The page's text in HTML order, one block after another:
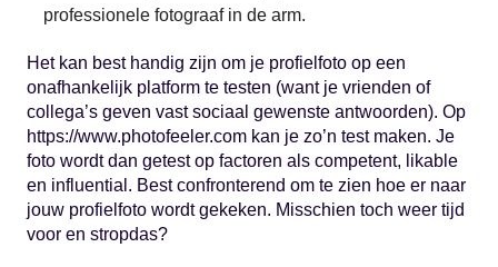
professionele fotograaf in de arm.
Het kan best handig zijn om je profielfoto op een
onafhankelijk platform te testen (want je vrienden of
collega’s geven vast sociaal gewenste antwoorden). Op
https://www.photofeeler.com kan je zo’n test maken. Je
foto wordt dan getest op factoren als competent, likable
en influential. Best confronterend om te zien hoe er naar
jouw profielfoto wordt gekeken. Misschien toch weer tijd
voor en stropdas?